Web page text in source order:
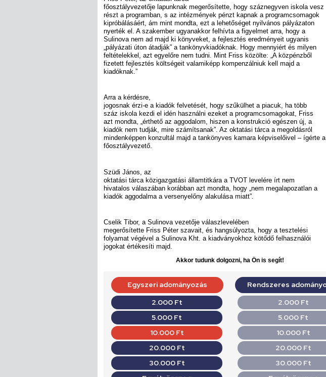
főosztályvezetője lapunknak megerősítette, hogy száznegyven iskola vesz
részt a programban, s az intézmények pénzt kapnak a programcsomagok
kipróbálásáért, ám mint mondta, ezt a lehetőséget nyilvános pályázaton
nyerték el. A szakember ugyanakkor felhívta a figyelmet arra, hogy a
Sulinova nem ad majd ki könyveket, a fejlesztés eredményeit ugyanis
„pályázati úton átadják” a tankönyvkiadóknak. Hogy mennyiért és milyen
feltételekkel, azt egyelőre nem tudni. Mint Friss közölte: „A közpénzből
fizetett fejlesztés költségeit valamiképp kompenzálniuk kell majd a
kiadóknak.”
Arra a kérdésre,
jogosnak érzi-e a kiadók felvetését, hogy szűkülhet a piacuk, ha több
száz iskola kezdi el idén használni ezeket a programcsomagokat, Friss
azt mondta, „érthető az aggodalom, hiszen a konstrukció egészen új, a
kiadók nem tudják, mire számítsanak”. Az oktatási tárca a megoldásról
mindenképpen konzultál majd a tankönyves kamara képviselőivel – ígérte a
főosztályvezető.
Szüdi János, az
oktatási tárca közigazgatási államtitkára a TVOT levelére írt nem
hivatalos válaszában korábban azt mondta, hogy „nem megalapozatlan a
kiadók aggodalma a versenyelőny alakulása miatt”.
Cselik Tibor, a Sulinova vezetője válaszlevelében
megerősítette Friss Péter szavait, és hangsúlyozta, hogy a tesztelési
folyamat végével a Sulinova Kht. a kiadványokhoz kötődő felhasználói
jogokat értékesíti majd.
Akkor tudunk dolgozni, ha Ön is segít!